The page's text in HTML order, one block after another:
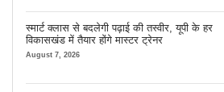
स्मार्ट क्लास से बदलेगी पढ़ाई की तस्वीर, यूपी के हर
विकासखंड में तैयार होंगे मास्टर ट्रेनर
August 7, 2026